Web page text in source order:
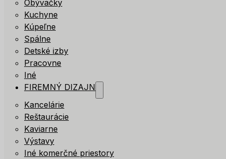
Obývačky
Kuchyne
Kúpeľne
Spálne
Detské izby
Pracovne
Iné
FIREMNÝ DIZAJN
Kancelárie
Reštaurácie
Kaviarne
Výstavy
Iné komerčné priestory